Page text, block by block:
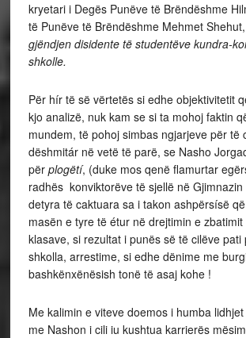
kryetari i Degës Punëve të Brëndëshme
të Punëve të Brëndëshme Mehmet
gjëndjen disidente të studentëve kundra-
shkolle.
Për hír të së vërtetës si edhe objektivitetit
kjo analizë, nuk kam se si ta mohoj faktin
mundem, të pohoj simbas ngjarjeve për të
dëshmitár në vetë të parë, se Nasho
për plogëtí, (duke mos qenë flamurtar
radhës konviktorëve të sjellë në
detyra të caktuara sa i takon ashpërsísë
masën e tyre të étur në drejtimin e
klasave, si rezultat i punës së të cilëve
shkolla, arrestime, si edhe dënime me
bashkënxënësish tonë të asaj kohe !
Me kalimin e viteve doemos i humba
me Nashon i cili iu kushtua karrierës